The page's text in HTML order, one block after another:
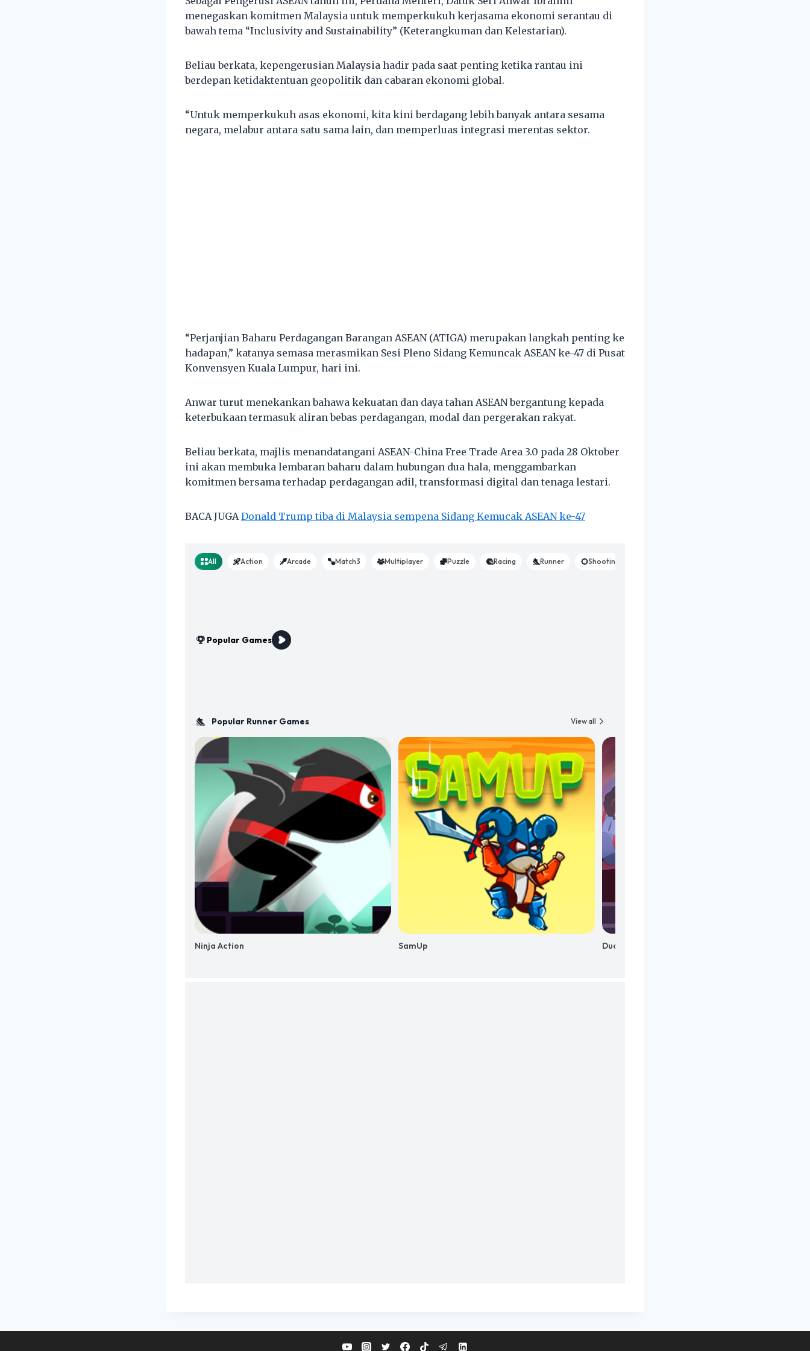
menegaskan komitmen Malaysia untuk memperkukuh kerjasama ekonomi serantau di
bawah tema “Inclusivity and Sustainability” (Keterangkuman dan Kelestarian).
Beliau berkata, kepengerusian Malaysia hadir pada saat penting ketika rantau ini
berdepan ketidaktentuan geopolitik dan cabaran ekonomi global.
“Untuk memperkukuh asas ekonomi, kita kini berdagang lebih banyak antara sesama
negara, melabur antara satu sama lain, dan memperluas integrasi merentas sektor.
“Perjanjian Baharu Perdagangan Barangan ASEAN (ATIGA) merupakan langkah penting ke
hadapan,” katanya semasa merasmikan Sesi Pleno Sidang Kemuncak ASEAN ke-47 di Pusat
Konvensyen Kuala Lumpur, hari ini.
Anwar turut menekankan bahawa kekuatan dan daya tahan ASEAN bergantung kepada
keterbukaan termasuk aliran bebas perdagangan, modal dan pergerakan rakyat.
Beliau berkata, majlis menandatangani ASEAN-China Free Trade Area 3.0 pada 28 Oktober
ini akan membuka lembaran baharu dalam hubungan dua hala, menggambarkan
komitmen bersama terhadap perdagangan adil, transformasi digital dan tenaga lestari.
BACA JUGADonald Trump tiba di Malaysia sempena Sidang Kemucak ASEAN ke-47